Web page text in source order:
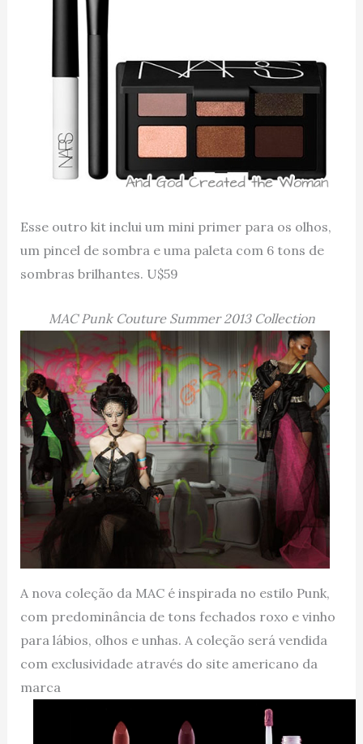
Esse outro kit inclui um mini primer para os olhos,
um pincel de sombra e uma paleta com 6 tons de
sombras brilhantes. U$59
MAC Punk Couture Summer 2013 Collection
A nova coleção da MAC é inspirada no estilo Punk,
com predominância de tons fechados roxo e vinho
para lábios, olhos e unhas. A coleção será vendida
com exclusividade através do site americano da
marca